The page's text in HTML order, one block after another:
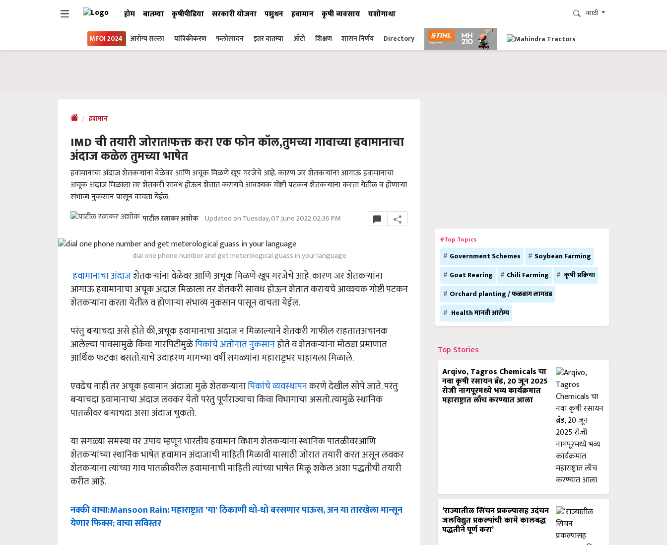
होम बातम्या कृषीपीडिया सरकारी योजना पशुधन हवामान कृषी व्यवसाय यशोगाथा मराठी
MFOI 2024 आरोग्य सल्ला यांत्रिकीकरण फलोत्पादन इतर बातम्या ऑटो शिक्षण शासन निर्णय Directory
हवामान
IMD ची तयारी जोरात!फक्त करा एक फोन कॉल,तुमच्या गावाच्या हवामानाचा
अंदाज कळेल तुमच्या भाषेत
हवामानाचा अंदाज शेतकऱ्यांना वेळेवर आणि अचूक मिळणे खूप गरजेचे आहे. कारण जर शेतकऱ्यांना आगाऊ हवामानाचा
अचूक अंदाज मिळाला तर शेतकरी सावध होऊन शेतात करायचे आवश्यक गोष्टी पटकन शेतकऱ्यांना करता येतील व होणाऱ्या
संभाव्य नुकसान पासून वाचता येईल.
पाटील रत्नाकर अशोक Updated on Tuesday, 07 June 2022 02:36 PM
dial one phone number and get meterological guass in your language
हवामानाचा अंदाजशेतकऱ्यांना वेळेवर आणि अचूक मिळणे खूप गरजेचे आहे. कारण जर शेतकऱ्यांना
आगाऊ हवामानाचा अचूक अंदाज मिळाला तर शेतकरी सावध होऊन शेतात करायचे आवश्यक गोष्टी पटकन
शेतकऱ्यांना करता येतील व होणाऱ्या संभाव्य नुकसान पासून वाचता येईल.
परंतु बऱ्याचदा असे होते की,अचूक हवामानाचा अंदाज न मिळाल्याने शेतकरी गाफील राहतातअचानक
आलेल्या पावसामुळे किंवा गारपिटीमुळेपिकांचे अतोनात नुकसानहोते व शेतकऱ्यांना मोठ्या प्रमाणात
आर्थिक फटका बसतो.याचे उदाहरण मागच्या वर्षी सगळ्यांना महाराष्ट्रभर पाहायला मिळाले.
एवढेच नाही तर अचूक हवामान अंदाजा मुळे शेतकऱ्यांनापिकांचे व्यवस्थापनकरणे देखील सोपे जाते. परंतु
बऱ्याचदा हवामानाचा अंदाज लवकर येतो परंतु पूर्णराज्याचा किंवा विभागाचा असतो.त्यामुळे स्थानिक
पातळीवर बऱ्याचदा असा अंदाज चुकतो.
या सगळ्या समस्या वर उपाय म्हणून भारतीय हवामान विभाग शेतकऱ्यांना स्थानिक पातळीवरआणि
शेतकऱ्यांच्या स्थानिक भाषेत हवामान अंदाजाची माहिती मिळावी यासाठी जोरात तयारी करत असून लवकर
शेतकऱ्यांना त्यांच्या गाव पातळीवरील हवामानाची माहिती त्यांच्या भाषेत मिळू शकेल अशा पद्धतीची तयारी
करीत आहे.
नक्कीवाचा:Mansoon Rain:महाराष्ट्रात'या'ठिकाणीधो-धोबरसणारपाऊस,अनयातारखेलामान्सून
येणारफिक्स;वाचासविस्तर
#Top Topics
Government Schemes
Soybean Farming
Goat Rearing
Chili Farming
कृषी प्रक्रिया
Orchard planting / फळबाग लागवड
Health मानवी आरोग्य
Top Stories
Arqivo, Tagros Chemicals चा
नवा कृषी रसायन ब्रँड, 20 जून 2025
रोजी नागपूरमध्ये भव्य कार्यक्रमात
महाराष्ट्रात लाँच करण्यात आला
‘राज्यातील सिंचन प्रकल्पासह उदंचन
जलविद्युत प्रकल्पांची कामे कालबद्ध
पद्धतीने पूर्ण करा’